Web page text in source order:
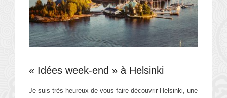
« Idées week-end » à Helsinki
Je suis très heureux de vous faire découvrir Helsinki, une